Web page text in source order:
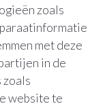
zoals
met deze
in de
website te